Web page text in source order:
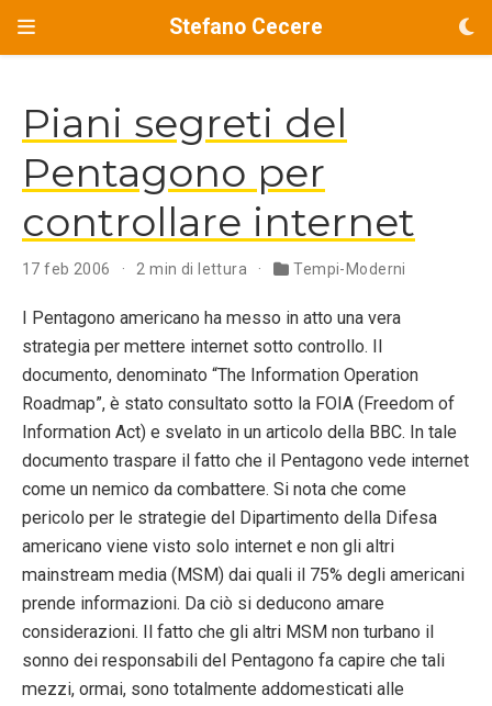
Stefano Cecere
Piani segreti del
Pentagono per
controllare internet
17 feb 2006 2 min di lettura Tempi-Moderni
I Pentagono americano ha messo in atto una vera
strategia per mettere internet sotto controllo. Il
documento, denominato “The Information Operation
Roadmap”, è stato consultato sotto la FOIA (Freedom of
Information Act) e svelato in un articolo della BBC. In tale
documento traspare il fatto che il Pentagono vede internet
come un nemico da combattere. Si nota che come
pericolo per le strategie del Dipartimento della Difesa
americano viene visto solo internet e non gli altri
mainstream media (MSM) dai quali il 75% degli americani
prende informazioni. Da ciò si deducono amare
considerazioni. Il fatto che gli altri MSM non turbano il
sonno dei responsabili del Pentagono fa capire che tali
mezzi, ormai, sono totalmente addomesticati alle